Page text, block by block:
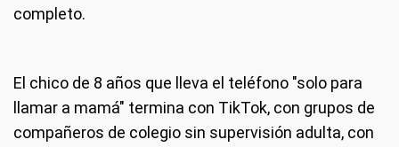
completo.
El chico de 8 años que lleva el teléfono "solo para
llamar a mamá" termina con TikTok, con grupos de
compañeros de colegio sin supervisión adulta, con